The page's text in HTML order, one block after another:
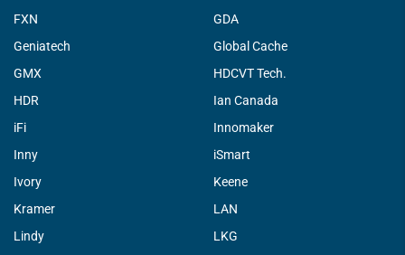
FXN
GDA
Geniatech
Global Cache
GMX
HDCVT Tech.
HDR
Ian Canada
iFi
Innomaker
Inny
iSmart
Ivory
Keene
Kramer
LAN
Lindy
LKG